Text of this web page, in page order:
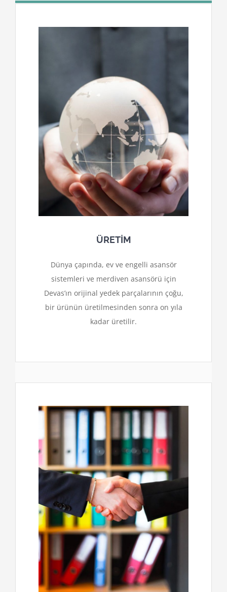
ÜRETİM
Dünya çapında, ev ve engelli asansör
sistemleri ve merdiven asansörü için
Devas’ın orijinal yedek parçalarının çoğu,
bir ürünün üretilmesinden sonra on yıla
kadar üretilir.